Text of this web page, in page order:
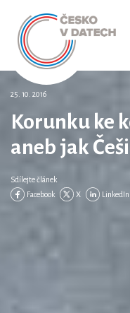
25. 10. 2016
Korunku ke
aneb jak
Sdílejte článek
Facebook
X LinkedIn